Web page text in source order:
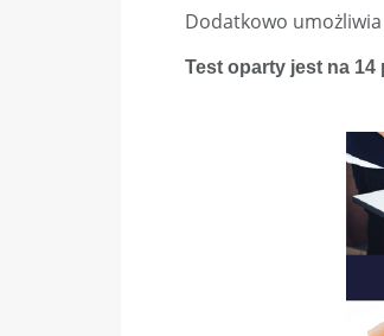
Dodatkowo
Test oparty jest na